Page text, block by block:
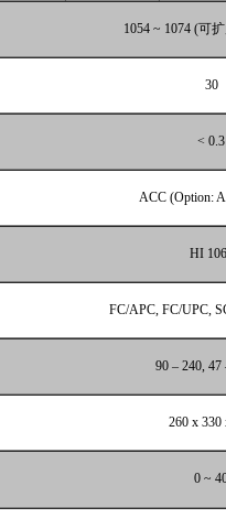
1054 ~ 1074 (可
30
< 0.3
ACC (Option:
HI
FC/APC, FC/UPC,
90 – 240, 47
260 x 330
0 ~